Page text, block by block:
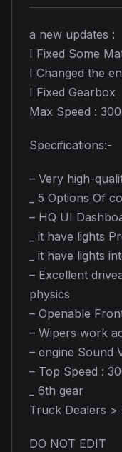
a new updates :
I Fixed Some
I Changed the
I Fixed Gearbox
Max Speed :
Specifications:-
– Very high-
_ 5 Options Of
– HQ UI
_ it have lights
_ it have lights
– Excellent
physics
– Openable
– Wipers work
– engine Sound
– Top Speed :
_ 6th gear
Truck Dealers >
DO NOT EDIT